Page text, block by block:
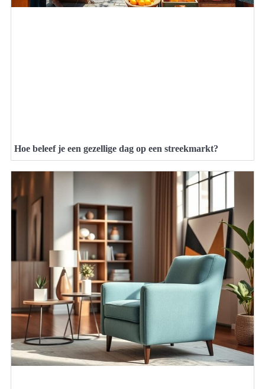
Hoe beleef je een gezellige dag op een streekmarkt?